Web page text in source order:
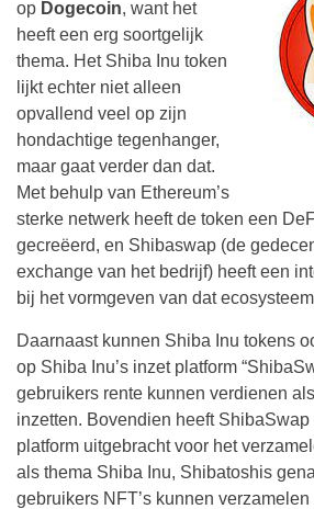
op Dogecoin, want het
heeft een erg soortgelijk
thema. Het Shiba Inu token
lijkt echter niet alleen
opvallend veel op zijn
hondachtige tegenhanger,
maar gaat verder dan dat.
Met behulp van Ethereum’s
sterke netwerk heeft de token een
gecreëerd, en Shibaswap (de
exchange van het bedrijf) heeft een
bij het vormgeven van dat
Daarnaast kunnen Shiba Inu tokens
op Shiba Inu’s inzet platform
gebruikers rente kunnen verdienen
inzetten. Bovendien heeft
platform uitgebracht voor het
als thema Shiba Inu, Shibatoshis
gebruikers NFT’s kunnen